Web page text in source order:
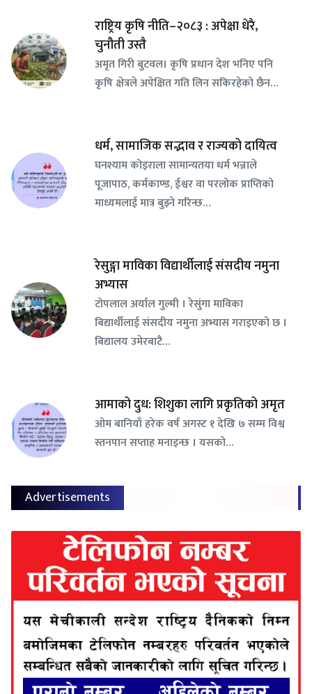
राष्ट्रिय कृषि नीति–२०८३ : अपेक्षा धेरै,
चुनौती उस्तै
अमृत गिरी बुटवल। कृषि प्रधान देश भनिए पनि
कृषि क्षेत्रले अपेक्षित गति लिन सकिरहेको छैन…
धर्म, सामाजिक सद्भाव र राज्यको दायित्व
घनश्याम कोइराला सामान्यतया धर्म भन्नाले
पूजापाठ, कर्मकाण्ड, ईश्वर वा परलोक प्राप्तिको
माध्यमलाई मात्र बुझ्ने गरिन्छ…
रेसुङ्गा माविका विद्यार्थीलाई संसदीय नमुना
अभ्यास
टोपलाल अर्याल गुल्मी । रेसुंगा माविका
बिद्यार्थीलाई संसदीय नमुना अभ्यास गराइएको छ ।
बिद्यालय उमेरबाटै…
आमाको दुध: शिशुका लागि प्रकृतिको अमृत
ओम बानियाँ हरेक वर्ष अगस्ट १ देखि ७ सम्म विश्व
स्तनपान सप्ताह मनाइन्छ । यसको…
Advertisements